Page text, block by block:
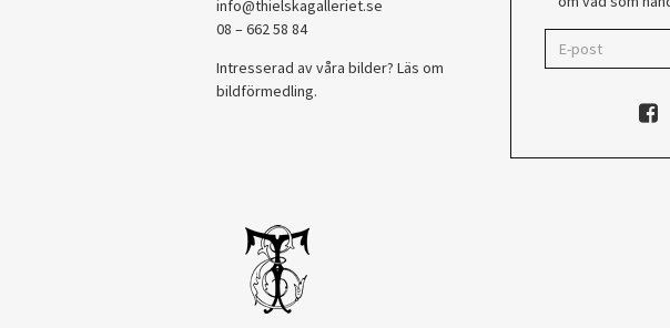
info@thielskagalleriet.se
08 – 662 58 84
Intresserad av våra bilder? Läs om
bildförmedling.